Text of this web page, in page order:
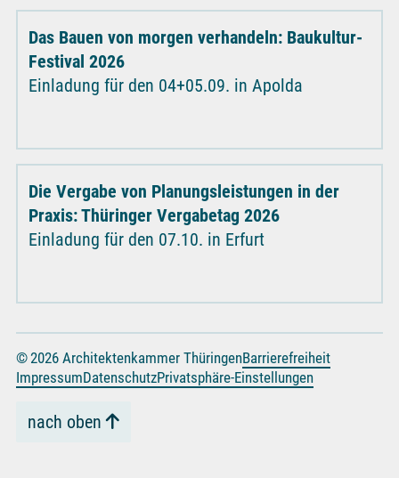
Das Bauen von morgen verhandeln: Baukultur-
Festival 2026
Einladung für den 04+05.09. in Apolda
Die Vergabe von Planungsleistungen in der
Praxis: Thüringer Vergabetag 2026
Einladung für den 07.10. in Erfurt
© 2026 Architektenkammer ThüringenBarrierefreiheit
ImpressumDatenschutzPrivatsphäre-Einstellungen
nach oben